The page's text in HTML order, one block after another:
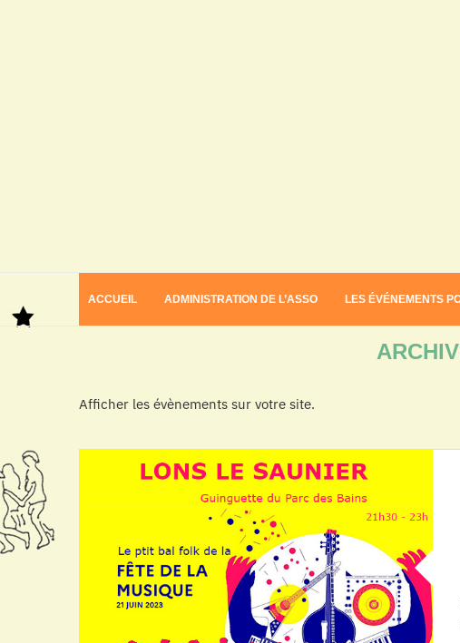
ACCUEIL ADMINISTRATION DE L’ASSO LES ÉVÉNEMENTS
Afficher les évènements sur votre site.